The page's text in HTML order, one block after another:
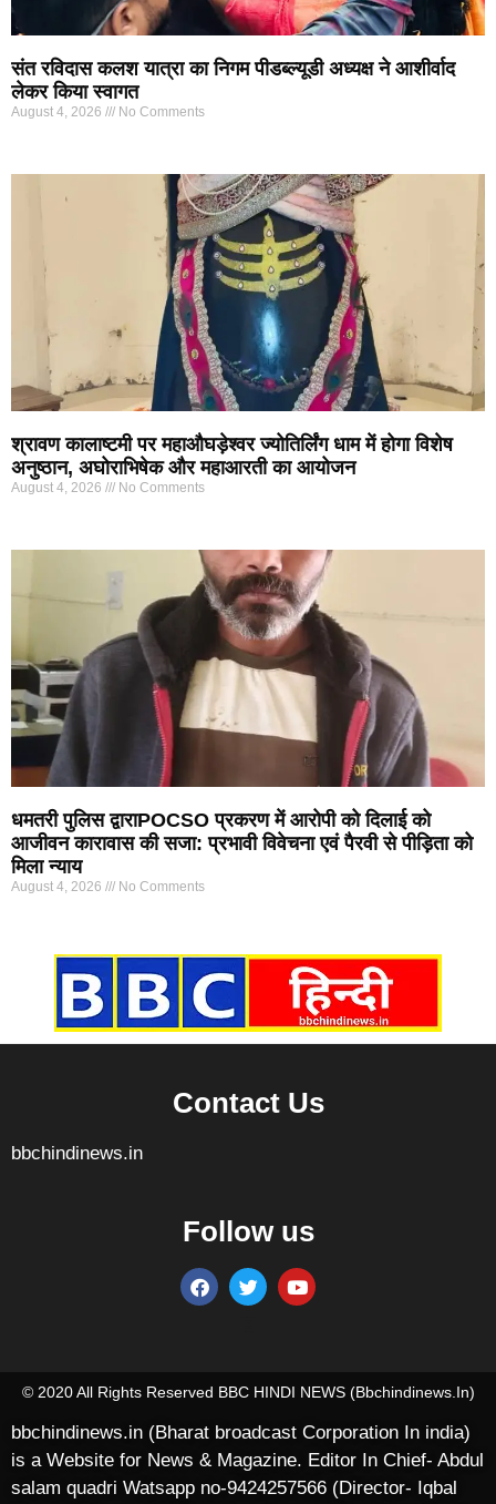
संत रविदास कलश यात्रा का निगम पीडब्ल्यूडी अध्यक्ष ने आशीर्वाद
लेकर किया स्वागत
August 4, 2026 No Comments
श्रावण कालाष्टमी पर महाऔघड़ेश्वर ज्योतिर्लिंग धाम में होगा विशेष
अनुष्ठान, अघोराभिषेक और महाआरती का आयोजन
August 4, 2026 No Comments
धमतरी पुलिस द्वाराPOCSO प्रकरण में आरोपी को दिलाई को
आजीवन कारावास की सजा: प्रभावी विवेचना एवं पैरवी से पीड़िता को
मिला न्याय
August 4, 2026 No Comments
Contact Us
bbchindinews.in
Follow us
© 2020 All Rights Reserved BBC HINDI NEWS (bbchindinews.in)
bbchindinews.in (Bharat broadcast Corporation In india)
is a Website for News & Magazine. Editor In Chief- Abdul
salam quadri Watsapp no-9424257566 (Director- Iqbal